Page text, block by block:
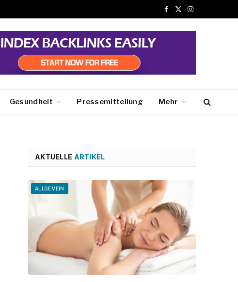
Facebook
X
Instagram
Gesundheit Pressemitteilung Mehr
AKTUELLE ARTIKEL
ALLGEMEIN